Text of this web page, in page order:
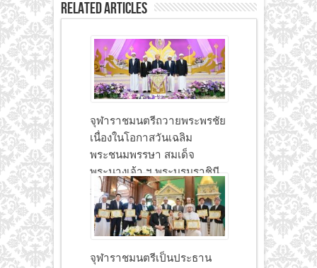
Related Articles
จุฬาราชมนตรีถวายพระพรชัย
เนื่องในโอกาสวันเฉลิม
พระชนมพรรษา สมเด็จ
พระนางเจ้า ฯ พระบรมราชินี
30 มิถุนายน 2026
จุฬาราชมนตรีเป็นประธาน